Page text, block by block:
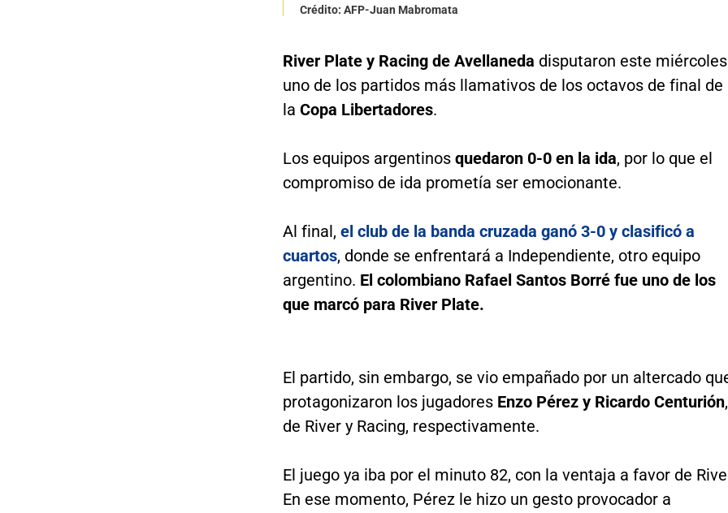
Crédito: AFP-Juan Mabromata
River Plate y Racing de Avellaneda disputaron este miércoles
uno de los partidos más llamativos de los octavos de final de
la Copa Libertadores.
Los equipos argentinosquedaron 0-0 en la ida, por lo que el
compromiso de ida prometía ser emocionante.
Al final, el club de la banda cruzada ganó 3-0 y clasificó a
cuartos, donde se enfrentará a Independiente, otro equipo
argentino. El colombiano Rafael Santos Borré fue uno de los
que marcó para River Plate.
El partido, sin embargo, se vio empañado por un altercado
protagonizaron los jugadores Enzo Pérez y Ricardo Centurión,
de River y Racing, respectivamente.
El juego ya iba por el minuto 82, con la ventaja a favor de
En ese momento, Pérez le hizo un gesto provocador a